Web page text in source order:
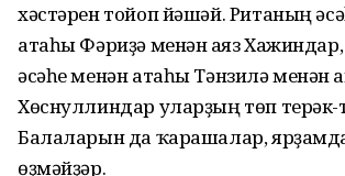
хәстәрен тойоп йәшәй. Ританың
атаһы Фәриҙә менән Ғаяз
әсәһе менән атаһы Тәнзилә менән
Хөснуллиндар уларҙың төп
Балаларын да ҡарашалар,
өҙмәйҙәр.